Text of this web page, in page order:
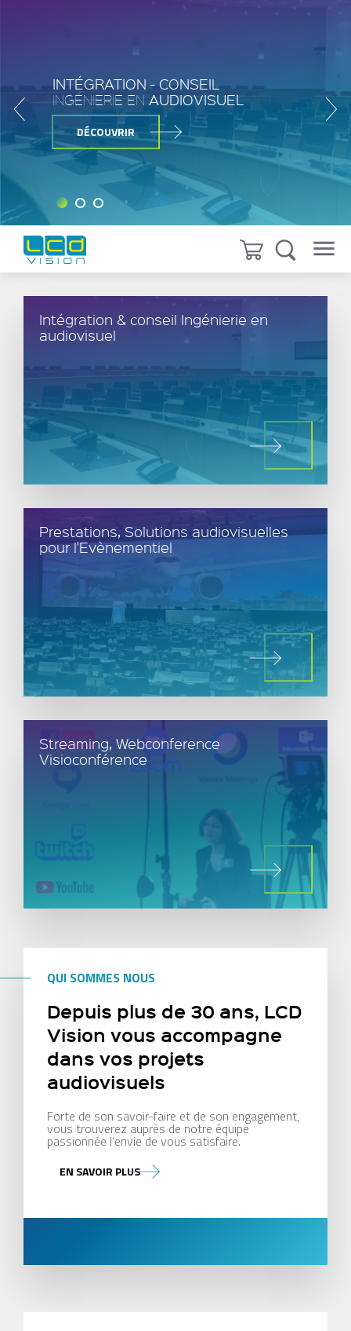
INTÉGRATION - CONSEIL
INGÉNIERIE EN AUDIOVISUEL
DÉCOUVRIR
Intégration & conseil Ingénierie en
audiovisuel
Prestations, Solutions audiovisuelles
pour l'Evènementiel
Streaming, Webconference
Visioconférence
QUI SOMMES NOUS
Depuis plus de 30 ans, LCD
Vision vous accompagne
dans vos projets
audiovisuels
Forte de son savoir-faire et de son engagement,
vous trouverez auprès de notre équipe
passionnée l’envie de vous satisfaire.
EN SAVOIR PLUS